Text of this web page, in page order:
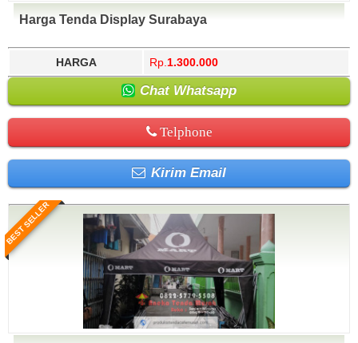
Harga Tenda Display Surabaya
HARGA Rp. 1.300.000
Chat Whatsapp
Telphone
Kirim Email
BEST SELLER